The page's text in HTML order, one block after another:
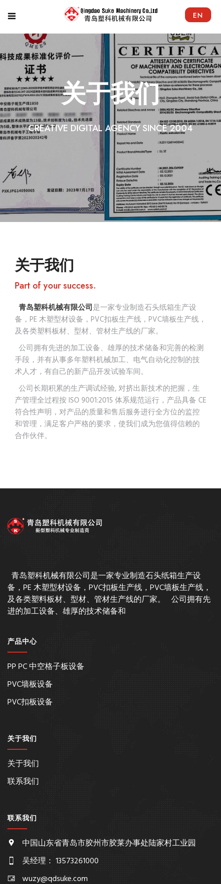
EN
关于我们
CREATIVE DIGITAL AGENCY SINCE 2004
关于我们
Part of your success.
青岛塑科机械有限公司是一家专业制造石头纸箱生产设
备，PE 木塑型材设备，PVC扣板生产线，PVC墙板生产线，
及各类塑料板材、型材、管材生产线的厂家。
公司拥有先进的加工设备、雄厚的技术储备和完善的检测
手段，并有从事多年塑料机械加工、电气自动化控制的技
术人才，有自己的新产品开发试验车间。
公司长期积累的生产调试经验, 对挤出新技术的把握，生
产管理全过程按 ISO 9001:2015 体系规范运行，产品具备 CE
符合性声明，对产品的质量和售后服务进行全方位的监控
和管理，满足客户严格的要求，使我们成为您值得信赖的
合作伙伴。
青岛塑科机械有限公司是一家专业制造石头纸箱生产设
备，PE 木塑型材设备，PVC扣板生产线，PVC墙板生产线，
及各类塑料板材、型材、管材生产线的厂家。 公司拥有先
进的加工设备、雄厚的技术储备和
产品中心
PP PC 中空格子板设备
PVC墙板设备
PVC扣板设备
关于我们
关于我们
联系我们
联系我们
中国山东省青岛市胶州市胶莱办事处陆家村工业园
吴经理： 13573261000
wuzy@qdsuke.com